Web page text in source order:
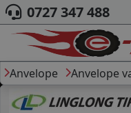
ACASA
DESPRE
0727 347 488
Anvelope Anvelope